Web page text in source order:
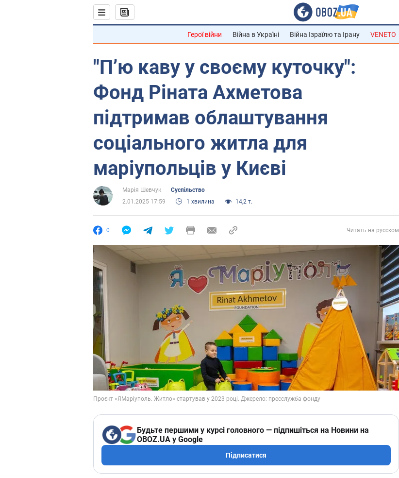
Герої війни Війна в Україні Війна Ізраїлю та Ірану VENETO
"П’ю каву у своєму куточку":
Фонд Ріната Ахметова
підтримав облаштування
соціального житла для
маріупольців у Києві
Марія Шевчук
Суспільство
2.01.2025 17:59
1 хвилина 14,2 т.
0 Читать на русском
Будьте першими у курсі головного — підпишіться на Новини на
OBOZ.UA у Google
Підписатися